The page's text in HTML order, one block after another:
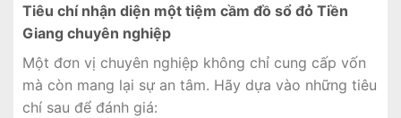
Tiêu chí nhận diện một tiệm cầm đồ sổ đỏ Tiền
Giang chuyên nghiệp
Một đơn vị chuyên nghiệp không chỉ cung cấp vốn
mà còn mang lại sự an tâm. Hãy dựa vào những tiêu
chí sau để đánh giá: